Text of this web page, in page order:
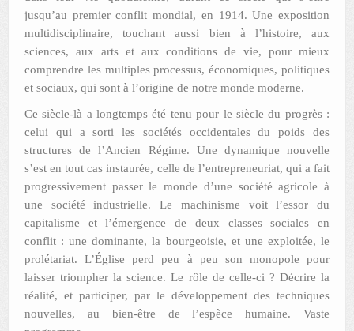
jusqu’au premier conflit mondial, en 1914. Une exposition
multidisciplinaire, touchant aussi bien à l’histoire, aux
sciences, aux arts et aux conditions de vie, pour mieux
comprendre les multiples processus, économiques, politiques
et sociaux, qui sont à l’origine de notre monde moderne.
Ce siècle-là a longtemps été tenu pour le siècle du progrès :
celui qui a sorti les sociétés occidentales du poids des
structures de l’Ancien Régime. Une dynamique nouvelle
s’est en tout cas instaurée, celle de l’entrepreneuriat, qui a fait
progressivement passer le monde d’une société agricole à
une société industrielle. Le machinisme voit l’essor du
capitalisme et l’émergence de deux classes sociales en
conflit : une dominante, la bourgeoisie, et une exploitée, le
prolétariat. L’Église perd peu à peu son monopole pour
laisser triompher la science. Le rôle de celle-ci ? Décrire la
réalité, et participer, par le développement des techniques
nouvelles, au bien-être de l’espèce humaine. Vaste